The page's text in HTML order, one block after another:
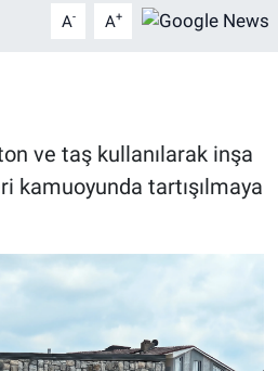
A- A+
ve taş kullanılarak inşa
kamuoyunda tartışılmaya